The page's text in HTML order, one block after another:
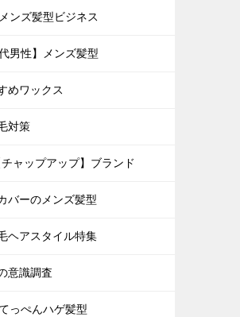
ンズ髪型ビジネス
代男性】メンズ髪型
めワックス
対策
ャップアップ】ブランド
バーのメンズ髪型
ヘアスタイル特集
意識調査
っぺんハゲ髪型